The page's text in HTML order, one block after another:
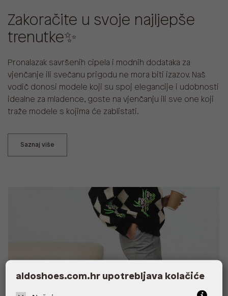
Zakoračite u svoje najljepše
trenutke✨
Pronalazak savršenih cipela i modnih dodataka za
vjenčanje ili svečanu prigodu ne mora biti izazov. Naš
vodič donosi modele koji su spoj elegancije i udobnosti
idealne za mladence, goste na vjenčanju ili sve one koji
traže modele s kojima će zablistati.
Saznaj više
aldoshoes.com.hr upotrebljava kolačiće